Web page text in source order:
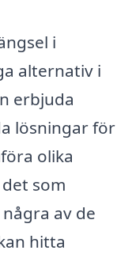
i
alternativ i
erbjuda
lösningar för
olika
som
av de
hitta